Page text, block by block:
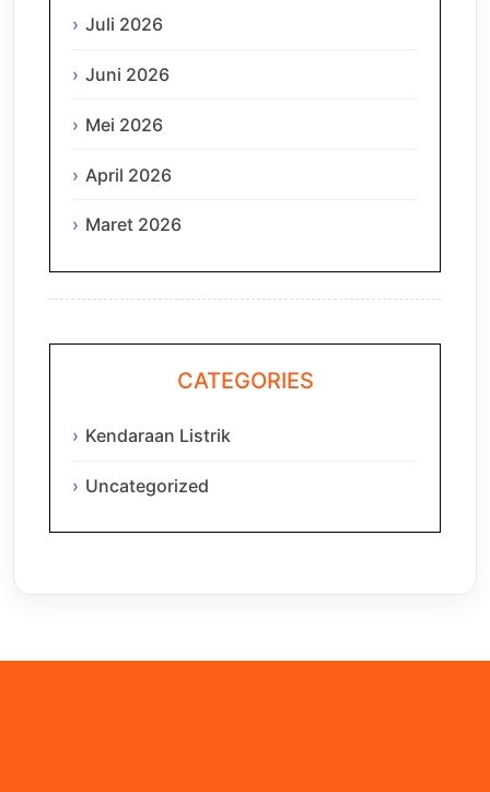
Juli 2026
Juni 2026
Mei 2026
April 2026
Maret 2026
CATEGORIES
Kendaraan Listrik
Uncategorized